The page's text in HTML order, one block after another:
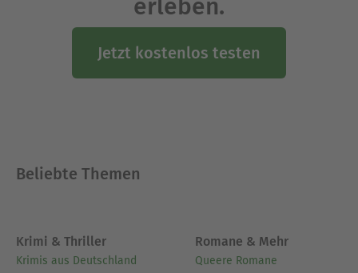
Sina Schröder (*1983) weiß genau, wovon sie
Kindern arbeitet als Seelsorgerin und berät
Mütter, die sich zwischen Schwangerschaft,
arbeitet in einer Kleinstadt in Niedersachsen -
erleben.
Jetzt kostenlos testen
Beliebte Themen
Krimi & Thriller
Krimis aus Deutschland
Romane & Mehr
Queere Romane